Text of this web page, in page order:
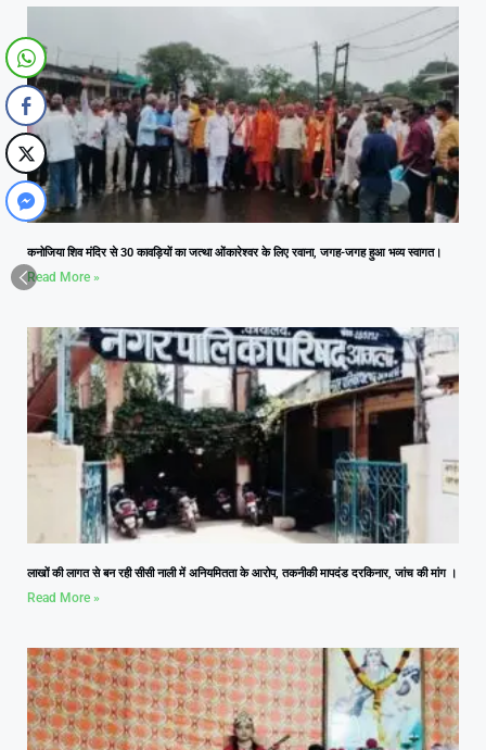
कनोजिया शिव मंदिर से 30 कावड़ियों का जत्था ओंकारेश्वर के लिए रवाना, जगह-जगह हुआ भव्य स्वागत।
Read More »
लाखों की लागत से बन रही सीसी नाली में अनियमितता के आरोप, तकनीकी मापदंड दरकिनार, जांच की मांग ।
Read More »